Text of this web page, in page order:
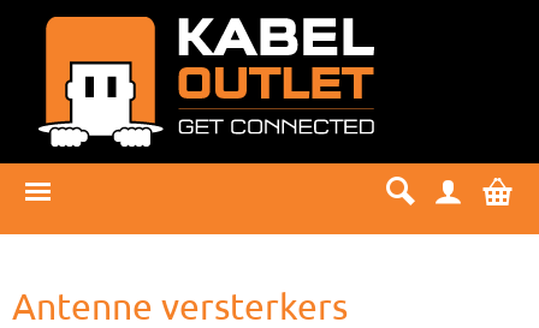
Antenne versterkers